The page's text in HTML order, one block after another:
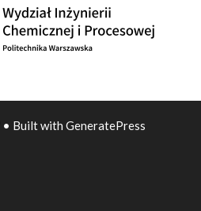
• Built with GeneratePress